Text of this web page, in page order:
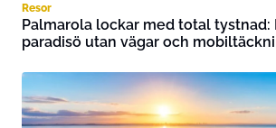
Resor
Palmarola lockar med total tystnad:
paradisö utan vägar och